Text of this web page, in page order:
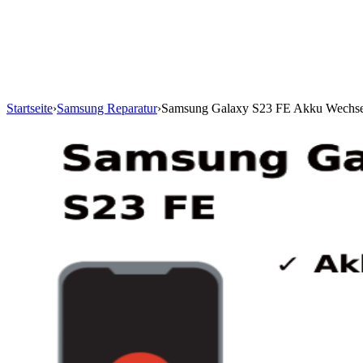
Startseite›Samsung Reparatur›Samsung Galaxy S23 FE Akku